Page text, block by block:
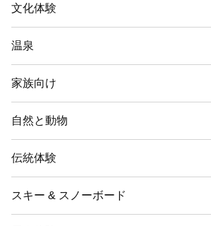
文化体験
温泉
家族向け
自然と動物
伝統体験
スキー & スノーボード